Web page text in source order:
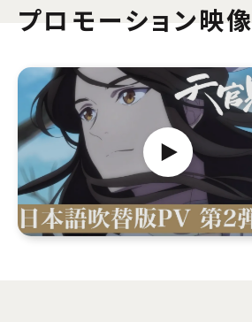
プロモーション映像